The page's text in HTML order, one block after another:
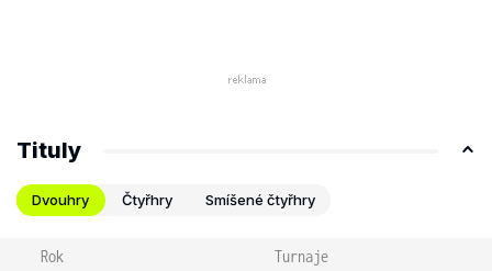
Tituly
Dvouhry Čtyřhry Smíšené čtyřhry
Rok Turnaje